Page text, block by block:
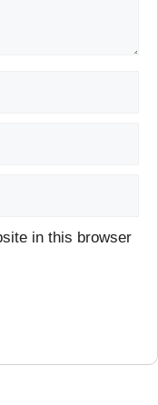
in this browser